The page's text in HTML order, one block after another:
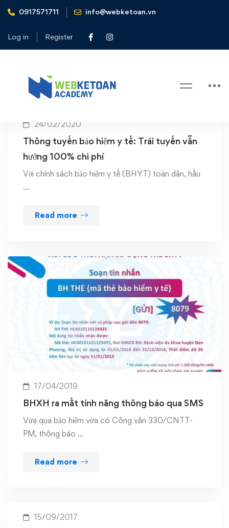
0917571711 info@webketoan.vn
Log in Register
Home BHYT
Tag: BHYT
24/02/2020
Thông tuyến bảo hiểm y tế: Trái tuyến vẫn
hưởng 100% chi phí
Với chính sách bảo hiểm y tế (BHYT) toàn dân, hầu
…
Read more
17/04/2019
BHXH ra mắt tính năng thông báo qua SMS
Vừa qua bảo hiểm vừa có Công văn 330/CNTT-
PM, thông báo …
Read more
15/09/2017